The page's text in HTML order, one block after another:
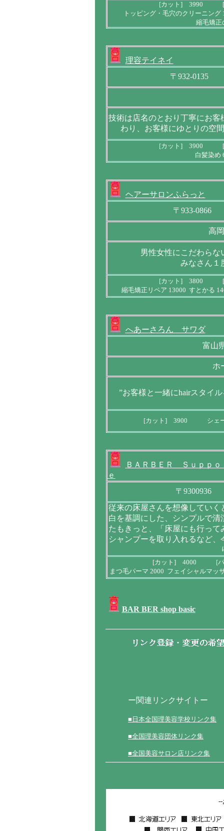
[カット] 3990 [
トッピング・毛穴のクリーニン
縮毛矯正
理容テイネイ
〒932-0135
技術は店名のとおり丁寧にお
わり、お客様にゆとりの空
[カット] 3900 [
白髪染め
ヘアーサロンふらっと
〒933-0866
高
男性女性にこだわら
みなさん１
[カット] 3800 [
縮毛矯正リペア 13000 すとかる
へあーさろん サワダ
富山
ホ
”お客様と一緒にhairスタ
[カット] 3900 シェービ
ＢＡＲＢＥＲ Ｓｕｐｐｏ
ｅ
〒9300936
従来の床屋さんを想像してい
白を基調にした、シンプルで
たもきっと、「床屋にも行っ
シャンプーを取り入れるなど
[カット] 4000 [パ
まつ毛パーマ 2000 フェイシャルマッ
BAR BER shop basic
ー関連リンクサイトー
■日本全国理美容学校リンク集
■全国理美容団体リンク集
■全国美容サロン店リンク集
--